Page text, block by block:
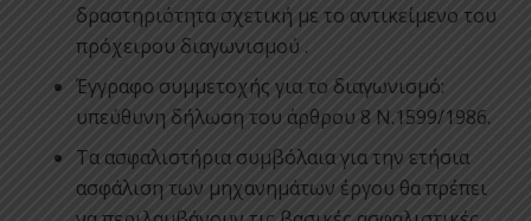
δραστηριότητα σχετική με το αντικείμενο του
πρόχειρου διαγωνισμού .
Έγγραφο συμμετοχής για το διαγωνισμό:
υπεύθυνη δήλωση του άρθρου 8 Ν.1599/1986.
Τα ασφαλιστήρια συμβόλαια για την ετήσια
ασφάλιση των μηχανημάτων έργου θα πρέπει